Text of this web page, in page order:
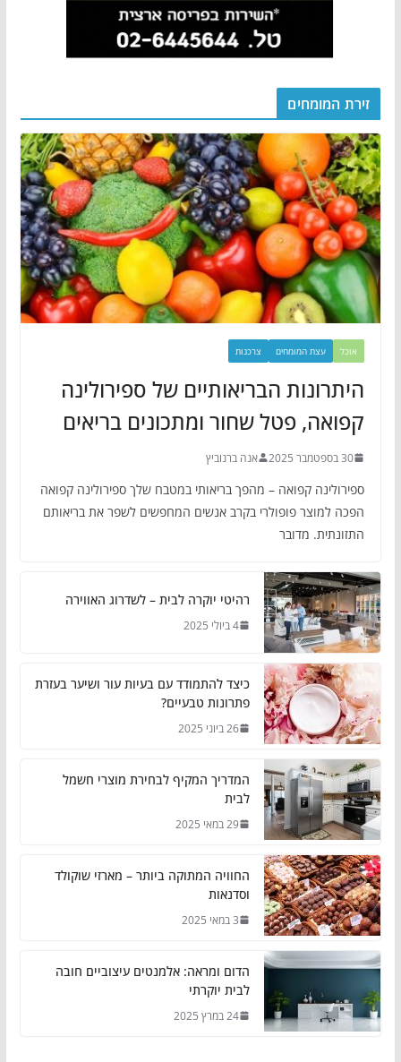
זירת המומחים
אוכל עצת המומחים צרכנות
היתרונות הבריאותיים של ספירולינה
קפואה, פטל שחור ומתכונים בריאים
30 בספטמבר 2025 אנה ברנוביץ
ספירולינה קפואה – מהפך בריאותי במטבח שלך ספירולינה קפואה
הפכה למוצר פופולרי בקרב אנשים המחפשים לשפר את בריאותם
התזונתית. מדובר
רהיטי יוקרה לבית – לשדרוג האווירה
4 ביולי 2025
כיצד להתמודד עם בעיות עור ושיער בעזרת
פתרונות טבעיים?
26 ביוני 2025
המדריך המקיף לבחירת מוצרי חשמל
לבית
29 במאי 2025
החוויה המתוקה ביותר – מארזי שוקולד
וסדנאות
3 במאי 2025
הדום ומראה: אלמנטים עיצוביים חובה
לבית יוקרתי
24 במרץ 2025